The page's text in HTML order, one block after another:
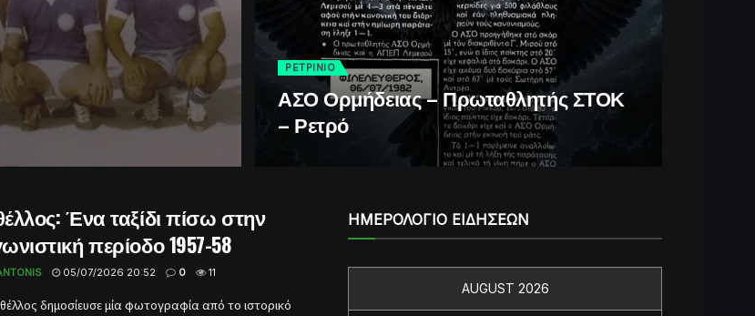
ΡΕΤΡINIO
ΑΣΟ Ορμήδειας – Πρωταθλητής ΣΤΟΚ
– Ρετρό
Ένα ταξίδι πίσω στην
περίοδο 1957-58
05/07/2026 20:52 0 11
δημοσίευσε μία φωτογραφία από το ιστορικό
ΗΜΕΡΟΛΟΓΙΟ ΕΙΔΗΣΕΩΝ
AUGUST 2026